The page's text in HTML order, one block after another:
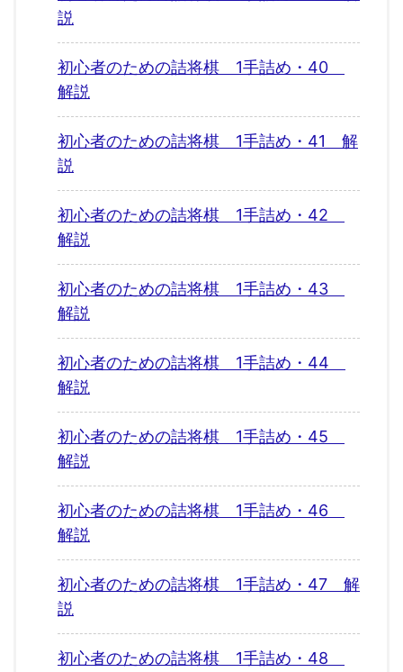
説
初心者のための詰将棋 1手詰め・40
解説
初心者のための詰将棋 1手詰め・41 解
説
初心者のための詰将棋 1手詰め・42
解説
初心者のための詰将棋 1手詰め・43
解説
初心者のための詰将棋 1手詰め・44
解説
初心者のための詰将棋 1手詰め・45
解説
初心者のための詰将棋 1手詰め・46
解説
初心者のための詰将棋 1手詰め・47 解
説
初心者のための詰将棋 1手詰め・48